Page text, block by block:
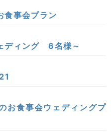
食事会プラン
ディング 6名様～
お食事会ウェディングプ